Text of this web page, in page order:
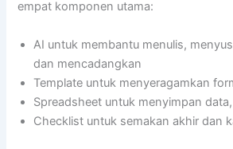
empat komponen utama:
AI untuk membantu menulis,
dan mencadangkan
Template untuk menyeragamkan
Spreadsheet untuk menyimpan
Checklist untuk semakan akhir dan